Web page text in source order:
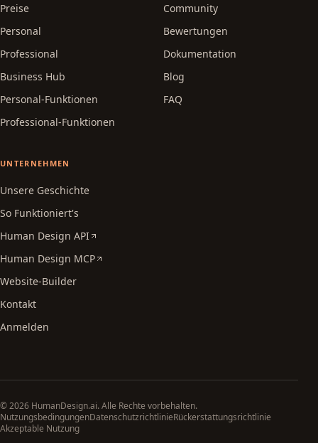
Preise
Personal
Professional
Business Hub
Personal-Funktionen
Professional-Funktionen
Community
Bewertungen
Dokumentation
Blog
FAQ
UNTERNEHMEN
Unsere Geschichte
So Funktioniert's
Human Design API
Human Design MCP
Website-Builder
Kontakt
Anmelden
© 2026 HumanDesign.ai. Alle Rechte vorbehalten.
NutzungsbedingungenDatenschutzrichtlinieRückerstattungsrichtlinie
Akzeptable Nutzung